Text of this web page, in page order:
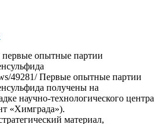
опытные партии
49281/ Первые опытные партии
получены на
научно-технологического центра
«Химграда»).
материал,